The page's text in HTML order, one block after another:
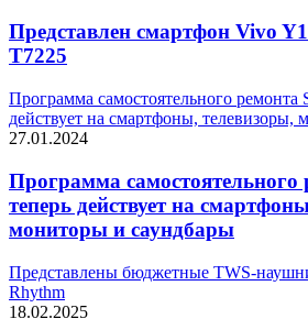
Представлен смартфон Vivo
T7225
Программа самостоятельного ремонта
действует на смартфоны, телевизоры,
27.01.2024
Программа самостоятельного
теперь действует на
мониторы и саундбары
Представлены бюджетные TWS-
Rhythm
18.02.2025